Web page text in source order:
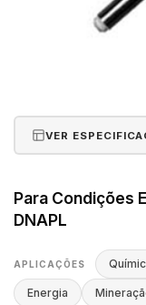
VER
Para Condições
DNAPL
APLICAÇÕES
Energia